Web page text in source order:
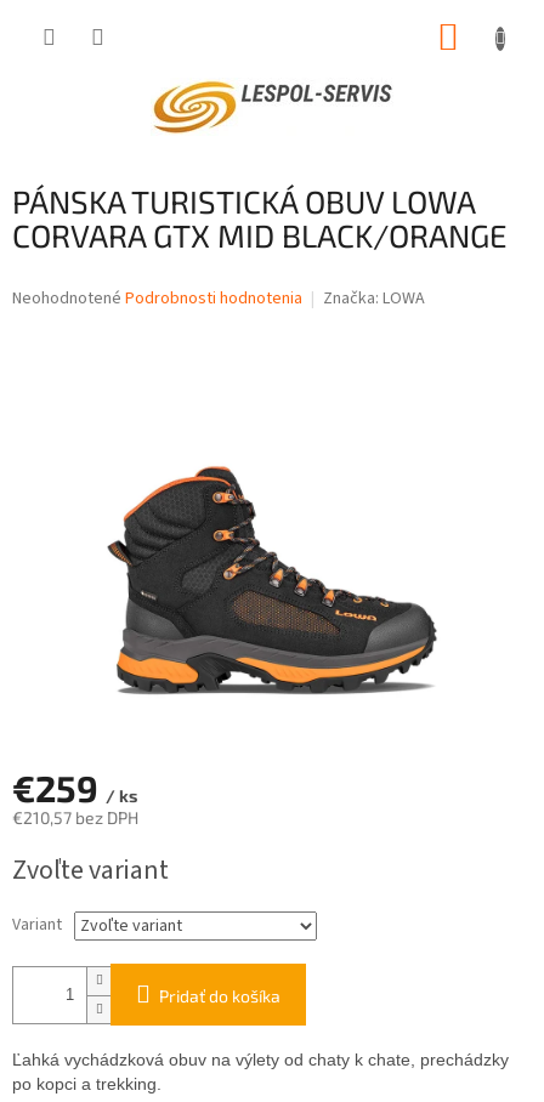
PÁNSKA TURISTICKÁ OBUV LOWA
CORVARA GTX MID BLACK/ORANGE
Priemerné
Neohodnotené Podrobnosti hodnotenia Značka: LOWA
€259 / ks
€210,57 bez DPH
cena:
Zvoľte variant
Variant
Pridať do košíka
Ľahká vychádzková obuv na výlety od chaty k chate, prechádzky
po kopci a trekking.